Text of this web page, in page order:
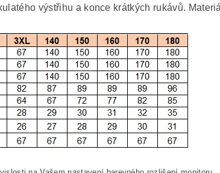
výstřihu a konce krátkých rukávů.